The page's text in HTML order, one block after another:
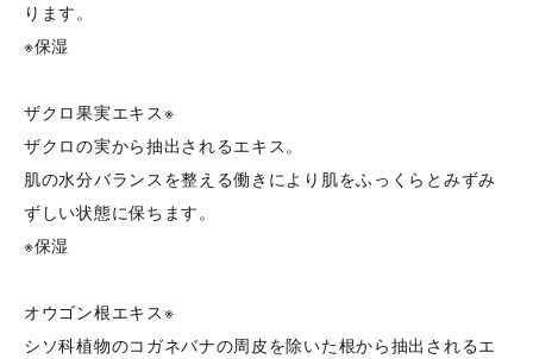
ります。
※保湿
ザクロ果実エキス※
ザクロの実から抽出されるエキス。
肌の水分バランスを整える働きにより肌をふっくらとみずみ
ずしい状態に保ちます。
※保湿
オウゴン根エキス※
シソ科植物のコガネバナの周皮を除いた根から抽出されるエ